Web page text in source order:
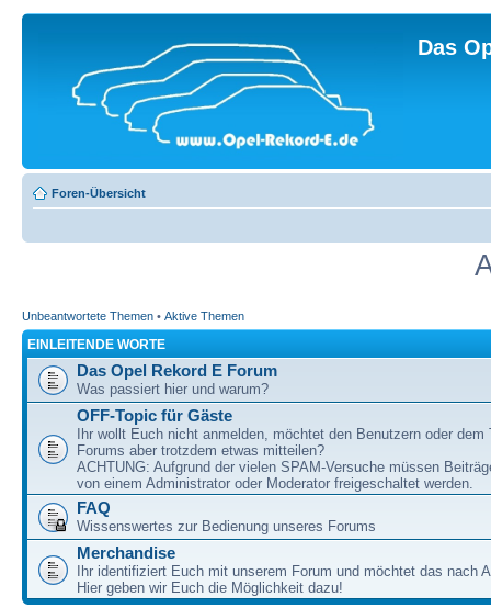
Das
Foren-Übersicht
Unbeantwortete Themen • Aktive Themen
EINLEITENDE WORTE
Das Opel Rekord E Forum
Was passiert hier und warum?
OFF-Topic für Gäste
Ihr wollt Euch nicht anmelden, möchtet den Benutzern oder dem
Forums aber trotzdem etwas mitteilen?
ACHTUNG: Aufgrund der vielen SPAM-Versuche müssen
von einem Administrator oder Moderator freigeschaltet werden.
FAQ
Wissenswertes zur Bedienung unseres Forums
Merchandise
Ihr identifiziert Euch mit unserem Forum und möchtet das nach
Hier geben wir Euch die Möglichkeit dazu!